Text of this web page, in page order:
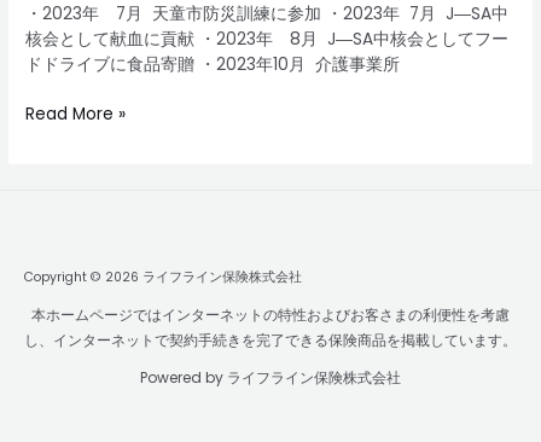
・2023年 7月 天童市防災訓練に参加 ・2023年 7月 J―SA中
核会として献血に貢献 ・2023年 8月 J―SA中核会としてフー
ドドライブに食品寄贈 ・2023年10月 介護事業所
動
（地
域
事
防
に
関
Read More »
Copyright © 2026 ライフライン保険株式会社
本ホームページではインターネットの特性およびお客さまの利便性を考慮
し、インターネットで契約手続きを完了できる保険商品を掲載しています。
Powered by ライフライン保険株式会社